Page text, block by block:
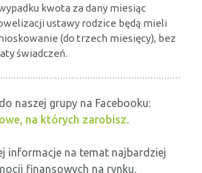
kwota za dany miesiąc
ustawy rodzice będą mieli
(do trzech miesięcy), bez
świadczeń.
naszej grupy na Facebooku:
na których zarobisz.
informacje na temat najbardziej
finansowych na rynku.